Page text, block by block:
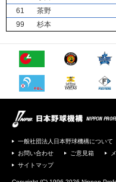
61
茶野
99
杉本
一般社団法人日本野球機構について
お問い合わせ
ご意見箱
サイトマップ